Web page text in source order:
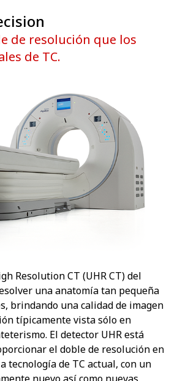
de resolución que los
de TC.
Resolution CT (UHR CT) del
una anatomía tan pequeña
brindando una calidad de imagen
típicamente vista sólo en
El detector UHR está
el doble de resolución en
tecnología de TC actual, con un